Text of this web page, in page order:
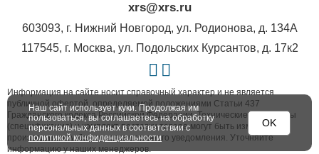
xrs@xrs.ru
603093, г. Нижний Новгород, ул. Родионова, д. 134А
117545, г. Москва, ул. Подольских Курсантов, д. 17к2
Информация на сайте носит справочный характер и не является
публичной офертой, определяемой положениями Статьи 437
Гражданского кодекса Российской Федерации. Технические параметры
(спецификация) и комплект поставки товара могут быть изменены
производителем без предварительного уведомления. Уточняйте
информацию у наших менеджеров.
Наш сайт использует куки. Продолжая им
пользоваться, вы соглашаетесь на обработку
персональных данных в соответствии с
политикой конфиденциальности
OK